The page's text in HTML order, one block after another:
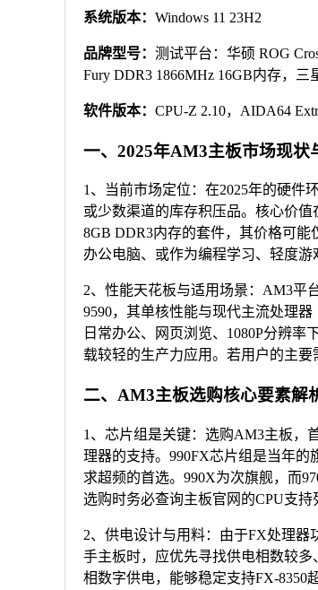
系统版本： Windows 11 23H2
品牌型号： 测试平台：华硕 ROG
Fury DDR3 1866MHz 16GB内存，三
软件版本： CPU-Z 2.10，AIDA64
一、2025年AM3主板市场现状
1、当前市场定位：在2025年的硬件
或少数渠道的库存积压品。核心价
8GB DDR3内存的套件，其价格可能
办公电脑、或作为编程学习、轻度游
2、性能天花板与适用场景：AM3平
9590，其单核性能与现代主流处理器
日常办公、网页浏览、1080P分辨
载较轻的生产力应用。若用户的主
二、AM3主板选购核心要素解
1、芯片组是关键：选购AM3主板，
理器的支持。990FX芯片组是当年的
求超频的首选。990X为次旗舰，而
选购时务必查询主板官网的CPU支持
2、供电设计与用料：由于FX处理器
手主板时，应优先寻找供电相数较多
相数字供电，能够稳定支持FX-8350